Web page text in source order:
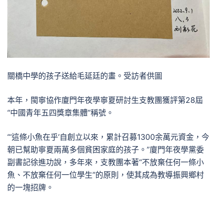
關橋中學的孩子送給毛延廷的畫。受訪者供圖
本年，閩寧協作廈門年夜學寧夏研討生支教團獲評第28屆
“中國青年五四獎章集體”稱號。
“‘這條小魚在乎’自創立以來，累計召募1300余萬元資金，今
朝已幫助寧夏兩萬多個貧困家庭的孩子。”廈門年夜學黨委
副書記徐進功說，多年來，支教團本著“不放棄任何一條小
魚、不放棄任何一位學生”的原則，使其成為教導振興鄉村
的一塊招牌。